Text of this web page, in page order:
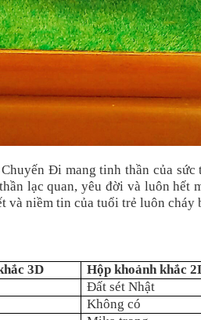
Đi mang tinh thần của
lạc quan, yêu đời và luôn hết
và niềm tin của tuổi trẻ luôn cháy
3D
Hộp khoảnh khắc
Đất sét Nhật
Không có